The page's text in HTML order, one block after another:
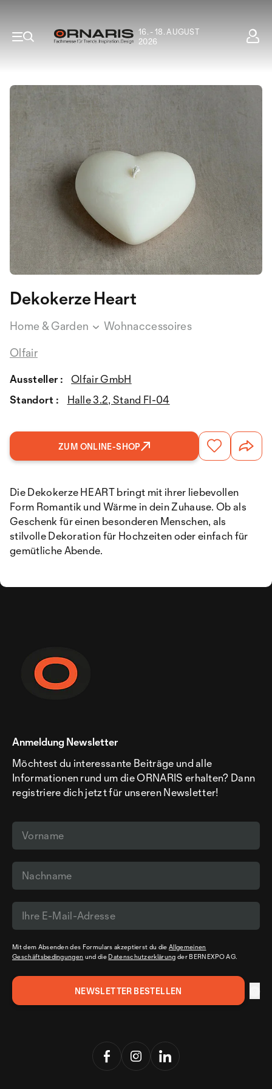
16. - 18. AUGUST
2026
Dekokerze Heart
Home & Garden
Wohnaccessoires
Olfair
Aussteller :
Olfair GmbH
Standort :
Halle 3.2, Stand FI-04
ZUM ONLINE-SHOP
Die Dekokerze HEART bringt mit ihrer liebevollen
Form Romantik und Wärme in dein Zuhause. Ob als
Geschenk für einen besonderen Menschen, als
stilvolle Dekoration für Hochzeiten oder einfach für
gemütliche Abende.
Anmeldung Newsletter
Möchtest du interessante Beiträge und alle
Informationen rund um die ORNARIS erhalten? Dann
registriere dich jetzt für unseren Newsletter!
Mit dem Absenden des Formulars akzeptierst du dieAllgemeinen
Geschäftsbedingungen und die Datenschutzerklärung der BERNEXPO AG.